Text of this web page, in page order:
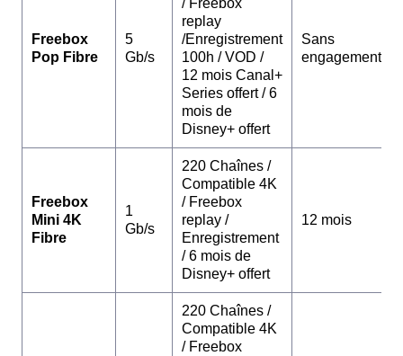
Freebox
Pop Fibre
5
Gb/s
/ Freebox
replay
/Enregistrement
100h / VOD /
12 mois Canal+
Series offert / 6
mois de
Disney+ offert
Sans
engagement
Freebox
Mini 4K
Fibre
1
Gb/s
220 Chaînes /
Compatible 4K
/ Freebox
replay /
Enregistrement
/ 6 mois de
Disney+ offert
12 mois
220 Chaînes /
Compatible 4K
/ Freebox